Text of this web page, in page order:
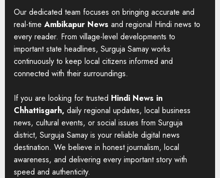
Our dedicated team focuses on bringing accurate and
real-time Ambikapur News and regional Hindi news to
every reader. From village-level developments to
important state headlines, Surguja Samay works
continuously to keep local citizens informed and
connected with their surroundings.
If you are looking for trusted Hindi News in
Chhattisgarh, daily regional updates, local business
news, cultural events, or social issues from Surguja
district, Surguja Samay is your reliable digital news
destination. We believe in honest journalism, local
awareness, and delivering every important story with
speed and authenticity.